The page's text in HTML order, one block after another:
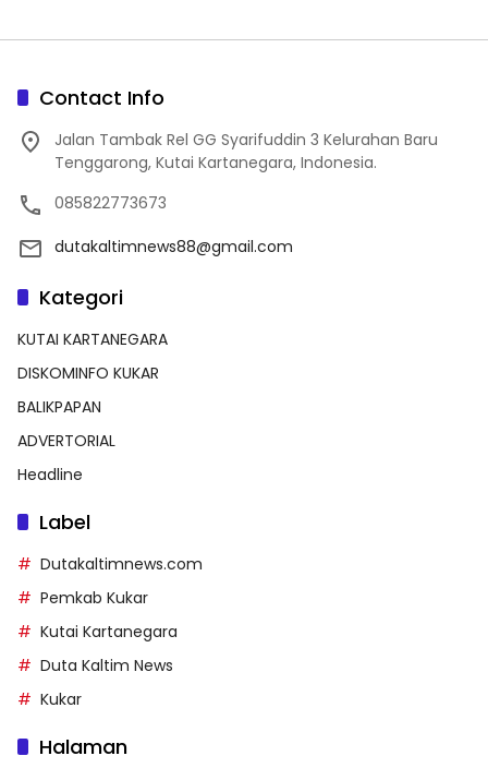
Contact Info
Jalan Tambak Rel GG Syarifuddin 3 Kelurahan Baru
Tenggarong, Kutai Kartanegara, Indonesia.
085822773673
dutakaltimnews88@gmail.com
Kategori
KUTAI KARTANEGARA
DISKOMINFO KUKAR
BALIKPAPAN
ADVERTORIAL
Headline
Label
Dutakaltimnews.com
Pemkab Kukar
Kutai Kartanegara
Duta Kaltim News
Kukar
Halaman